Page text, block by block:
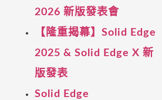
2026 新版發表會
【隆重揭幕】Solid Edge
2025 & Solid Edge X 新
版發表
Solid Edge